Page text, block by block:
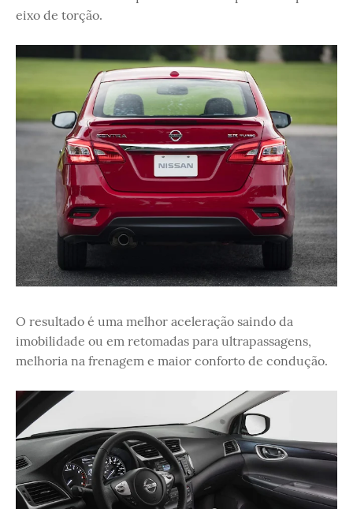
eixo de torção.
O resultado é uma melhor aceleração saindo da
imobilidade ou em retomadas para ultrapassagens,
melhoria na frenagem e maior conforto de condução.